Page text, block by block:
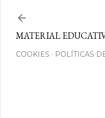
MATERIAL
COOKIES POLÍTICAS